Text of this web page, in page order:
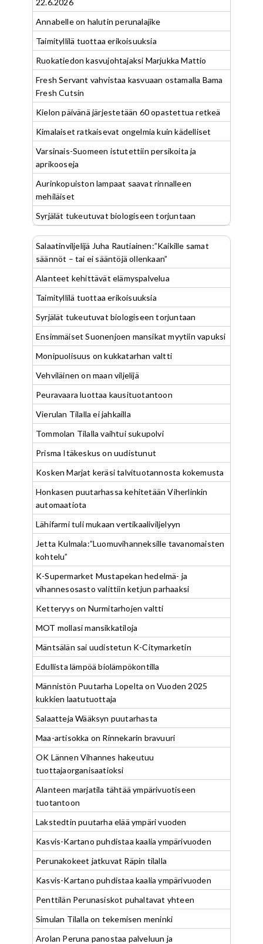
22.6.2026
Annabelle on halutin perunalajike
Taimityllilä tuottaa erikoisuuksia
Ruokatiedon kasvujohtajaksi Marjukka Mattio
Fresh Servant vahvistaa kasvuaan ostamalla Bama
Fresh Cutsin
Kielon päivänä järjestetään 60 opastettua retkeä
Kimalaiset ratkaisevat ongelmia kuin kädelliset
Varsinais-Suomeen istutettiin persikoita ja
aprikooseja
Aurinkopuiston lampaat saavat rinnalleen
mehiläiset
Syrjälät tukeutuvat biologiseen torjuntaan
Salaatinviljelijä Juha Rautiainen:”Kaikille samat
säännöt – tai ei sääntöjä ollenkaan”
Alanteet kehittävät elämyspalvelua
Taimityllilä tuottaa erikoisuuksia
Syrjälät tukeutuvat biologiseen torjuntaan
Ensimmäiset Suonenjoen mansikat myytiin vapuksi
Monipuolisuus on kukkatarhan valtti
Vehviläinen on maan viljelijä
Peuravaara luottaa kausituotantoon
Vierulan Tilalla ei jahkailla
Tommolan Tilalla vaihtui sukupolvi
Prisma Itäkeskus on uudistunut
Kosken Marjat keräsi talvituotannosta kokemusta
Honkasen puutarhassa kehitetään Viherlinkin
automaatiota
Lähifarmi tuli mukaan vertikaaliviljelyyn
Jetta Kulmala:”Luomuvihanneksille tavanomaisten
kohtelu”
K-Supermarket Mustapekan hedelmä- ja
vihannesosasto valittiin ketjun parhaaksi
Ketteryys on Nurmitarhojen valtti
MOT mollasi mansikkatiloja
Mäntsälän sai uudistetun K-Citymarketin
Edullista lämpöä biolämpökontilla
Männistön Puutarha Lopelta on Vuoden 2025
kukkien laatutuottaja
Salaatteja Wääksyn puutarhasta
Maa-artisokka on Rinnekarin bravuuri
OK Lännen Vihannes hakeutuu
tuottajaorganisaatioksi
Alanteen marjatila tähtää ympärivuotiseen
tuotantoon
Lakstedtin puutarha elää ympäri vuoden
Kasvis-Kartano puhdistaa kaalia ympärivuoden
Perunakokeet jatkuvat Räpin tilalla
Kasvis-Kartano puhdistaa kaalia ympärivuoden
Penttilän Perunasiskot puhaltavat yhteen
Simulan Tilalla on tekemisen meninki
Arolan Peruna panostaa palveluun ja